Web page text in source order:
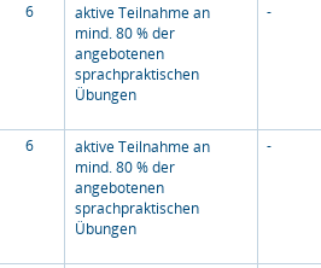
6
aktive Teilnahme an
mind. 80 % der
angebotenen
sprachpraktischen
Übungen
-
6
aktive Teilnahme an
mind. 80 % der
angebotenen
sprachpraktischen
Übungen
-